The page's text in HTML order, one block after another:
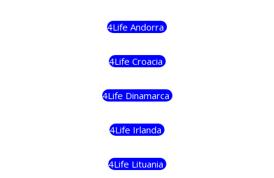
4Life Andorra
4Life Croacia
4Life Dinamarca
4Life Irlanda
4Life Lituania